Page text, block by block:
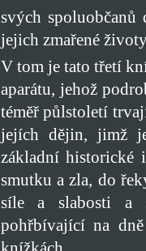
svých
jejich zmařené
V tom je tato třetí
aparátu, jehož
téměř půlstoletí
jejích dějin, jimž
základní historické
smutku a zla, do
síle a slabosti a
pohřbívající na